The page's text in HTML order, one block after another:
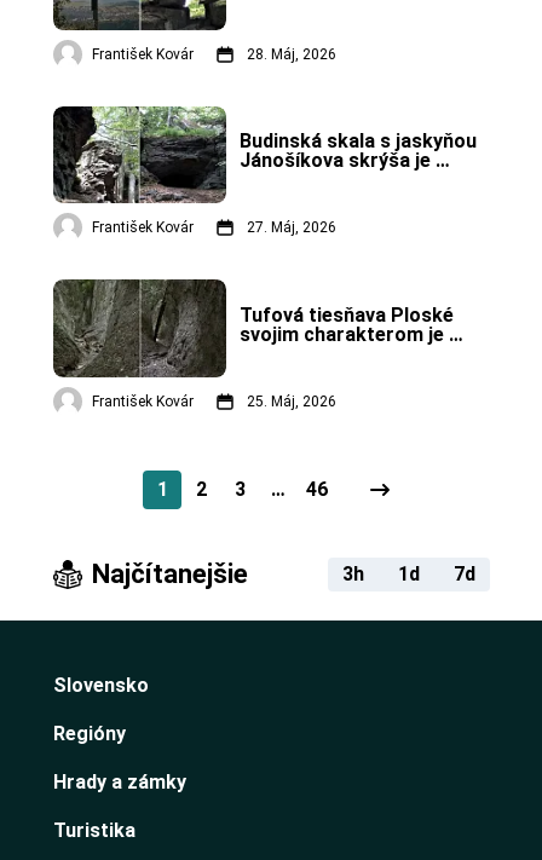
František Kovár 28. Máj, 2026
Budinská skala s jaskyňou
Jánošíkova skrýša je
František Kovár 27. Máj, 2026
Tufová tiesňava Ploské
svojim charakterom je
František Kovár 25. Máj, 2026
1 2 3 … 46
Najčítanejšie 3h 1d 7d
Slovensko
Regióny
Hrady a zámky
Turistika